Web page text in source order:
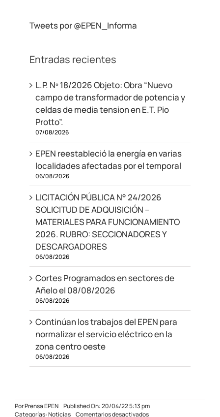
Tweets por @EPEN_Informa
Entradas recientes
L.P. Nº 18/2026 Objeto: Obra “Nuevo
campo de transformador de potencia y
celdas de media tension en E.T. Pio
Protto”.
07/08/2026
EPEN reestableció la energía en varias
localidades afectadas por el temporal
06/08/2026
LICITACIÓN PÚBLICA N° 24/2026
SOLICITUD DE ADQUISICIÓN –
MATERIALES PARA FUNCIONAMIENTO
2026. RUBRO: SECCIONADORES Y
DESCARGADORES
06/08/2026
Cortes Programados en sectores de
Añelo el 08/08/2026
06/08/2026
Continúan los trabajos del EPEN para
normalizar el servicio eléctrico en la
zona centro oeste
06/08/2026
PorPrensa EPEN Published On: 20/04/22 5:13 pm
Categorías:Noticias Comentarios desactivadosen